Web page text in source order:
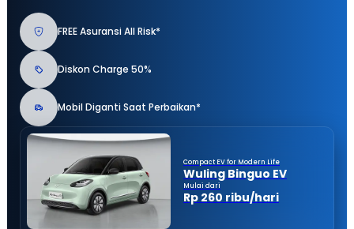
FREE Asuransi All Risk*
Diskon Charge 50%
Mobil Diganti Saat Perbaikan*
Compact EV for Modern Life
Wuling Binguo EV
Mulai dari
Rp 260 ribu/hari